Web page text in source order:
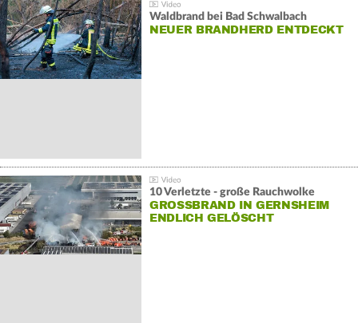
Waldbrand bei Bad Schwalbach
NEUER BRANDHERD ENTDECKT
10 Verletzte - große Rauchwolke
GROSSBRAND IN GERNSHEIM E
NDLICH GELÖSCHT